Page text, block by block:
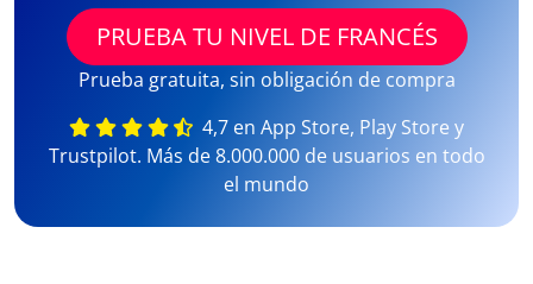
PRUEBA TU NIVEL DE FRANCÉS
Prueba gratuita, sin obligación de compra
4,7 en App Store, Play Store y
Trustpilot. Más de 8.000.000 de usuarios en todo
el mundo